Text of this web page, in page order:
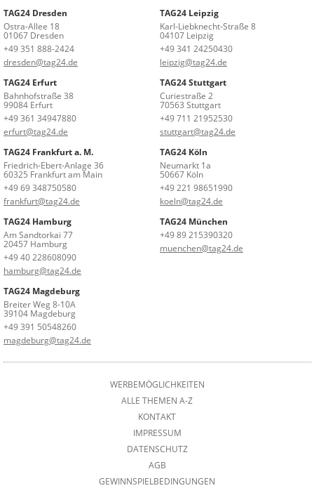
TAG24 Dresden
Ostra-Allee 18
01067 Dresden
+49 351 888-2424
dresden@tag24.de
TAG24 Leipzig
Karl-Liebknecht-Straße 8
04107 Leipzig
+49 341 24250430
leipzig@tag24.de
TAG24 Erfurt
Bahnhofstraße 38
99084 Erfurt
+49 361 34947880
erfurt@tag24.de
TAG24 Stuttgart
Curiestraße 2
70563 Stuttgart
+49 711 21952530
stuttgart@tag24.de
TAG24 Frankfurt a. M.
Friedrich-Ebert-Anlage 36
60325 Frankfurt am Main
+49 69 348750580
frankfurt@tag24.de
TAG24 Köln
Neumarkt 1a
50667 Köln
+49 221 98651990
koeln@tag24.de
TAG24 Hamburg
Am Sandtorkai 77
20457 Hamburg
+49 40 228608090
hamburg@tag24.de
TAG24 München
+49 89 215390320
muenchen@tag24.de
TAG24 Magdeburg
Breiter Weg 8-10A
39104 Magdeburg
+49 391 50548260
magdeburg@tag24.de
WERBEMÖGLICHKEITEN
ALLE THEMEN A-Z
KONTAKT
IMPRESSUM
DATENSCHUTZ
AGB
GEWINNSPIELBEDINGUNGEN